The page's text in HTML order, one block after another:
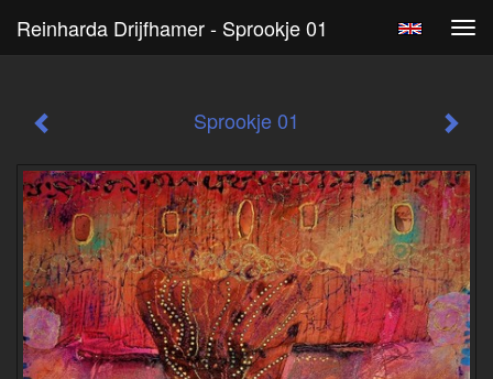
Reinharda Drijfhamer - Sprookje 01
Sprookje 01